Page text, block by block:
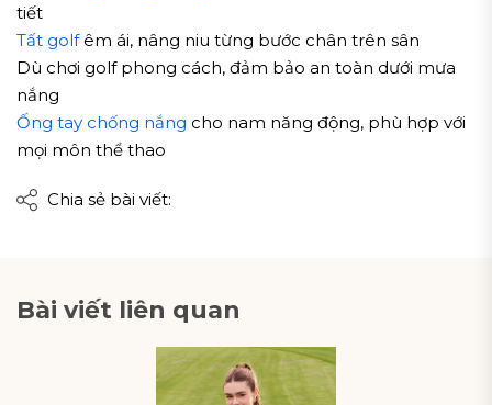
tiết
Tất golfêm ái, nâng niu từng bước chân trên sân
Dù chơi golf phong cách, đảm bảo an toàn dưới mưa
nắng
Ống tay chống nắng cho nam năng động, phù hợp với
mọi môn thể thao
Chia sẻ bài viết:
Bài viết liên quan